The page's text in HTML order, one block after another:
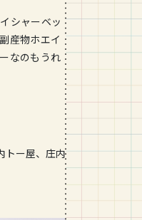
シャーベッ
産物ホエイ
なのもうれ
トー屋、庄内